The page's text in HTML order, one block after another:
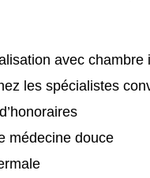
avec chambre
les spécialistes
médecine douce